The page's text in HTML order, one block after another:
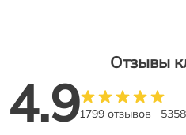
Отзывы
4.91799 отзывов